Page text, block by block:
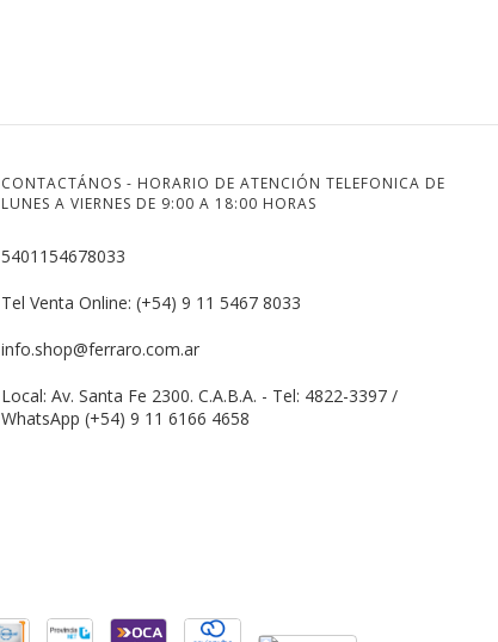
CONTACTÁNOS - HORARIO DE ATENCIÓN TELEFONICA DE
LUNES A VIERNES DE 9:00 A 18:00 HORAS
5401154678033
Tel Venta Online: (+54) 9 11 5467 8033
info.shop@ferraro.com.ar
Local: Av. Santa Fe 2300. C.A.B.A. - Tel: 4822-3397 /
WhatsApp (+54) 9 11 6166 4658